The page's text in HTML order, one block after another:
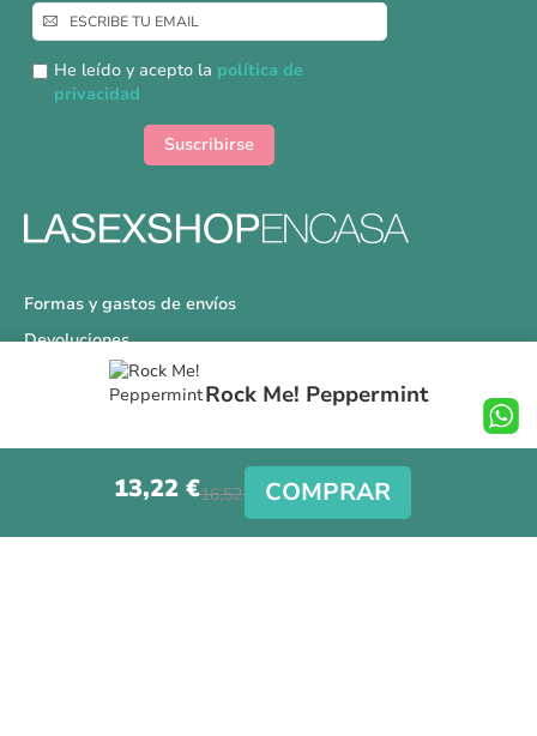
Rock Me! Peppermint
13,22 €16,52 € COMPRAR
Inscríbase
a
nuestro
boletín
He leído y acepto la política de
privacidad
Suscribirse
Formas y gastos de envíos
Devoluciones
Información Tallas
Nuestra Tienda
Aviso Legal
Síguenos en nuestras redes sociales